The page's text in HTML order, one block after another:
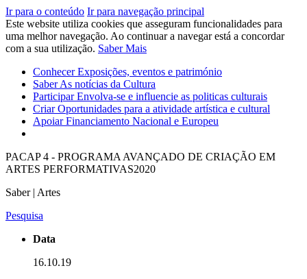
Ir para o conteúdo Ir para navegação principal
Este website utiliza cookies que asseguram funcionalidades para
uma melhor navegação. Ao continuar a navegar está a concordar
com a sua utilização. Saber Mais
ConhecerExposições, eventos e património
SaberAs notícias da Cultura
ParticiparEnvolva-se e influencie as politicas culturais
CriarOportunidades para a atividade artística e cultural
ApoiarFinanciamento Nacional e Europeu
PACAP 4 - PROGRAMA AVANÇADO DE CRIAÇÃO EM
ARTES PERFORMATIVAS2020
Saber | Artes
Pesquisa
Data
16.10.19